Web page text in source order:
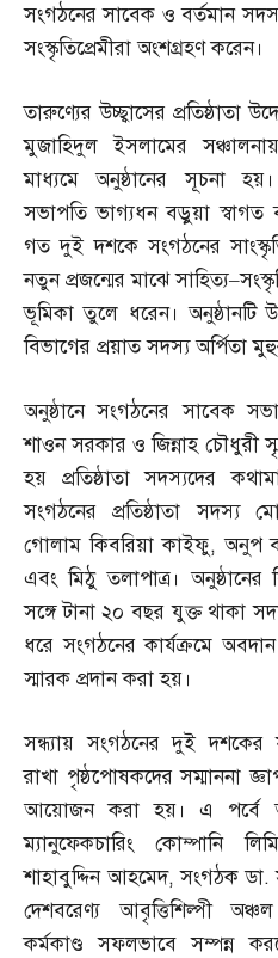
সংগঠনের সাবেক ও বর্তমান
সংস্কৃতিপ্রেমীরা অংশগ্রহণ করেন।
তারুণ্যের উচ্ছ্বাসের প্রতিষ্ঠাতা
মুজাহিদুল ইসলামের
মাধ্যমে অনুষ্ঠানের সূচনা
সভাপতি ভাগ্যধন বড়ুয়া স্বাগত
গত দুই দশকে সংগঠনের
নতুন প্রজন্মের মাঝে সাহিত্য–
ভূমিকা তুলে ধরেন। অনুষ্ঠানটি
বিভাগের প্রয়াত সদস্য অর্পিতা
অনুষ্ঠানে সংগঠনের সাবেক
শাওন সরকার ও জিন্নাহ চৌধুরী
হয় প্রতিষ্ঠাতা সদস্যদের
সংগঠনের প্রতিষ্ঠাতা সদস্য
গোলাম কিবরিয়া কাইফু,অনুপ
এবং মিঠু তলাপাত্র।
সঙ্গে টানা ২০ বছর যুক্ত থাকা
ধরে সংগঠনের কার্যক্রমে
স্মারক প্রদান করা হয়।
সন্ধ্যায় সংগঠনের দুই দশকের
রাখা পৃষ্ঠপোষকদের সম্মাননা
আয়োজন করা হয়। এ পর্বে
ম্যানুফেকচারিং কোম্পানি
শাহাবুদ্দিন আহমেদ,সংগঠক ডা.
দেশবরেণ্য আবৃত্তিশিল্পী
কর্মকাণ্ড সফলভাবে সম্পন্ন